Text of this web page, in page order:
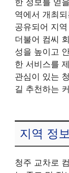
한 정보를 얻
역에서 개최
공유되어 지
더불어 컴씨
성을 높이고
한 서비스를
관심이 있는
길 추천하는
지역 정
청주 교차로